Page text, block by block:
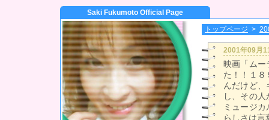
Saki Fukumoto Official Page
トップページ >
2001年09月
映画「ムー
た！！１８
んだけど
し、その
ミュージ
らしさは言